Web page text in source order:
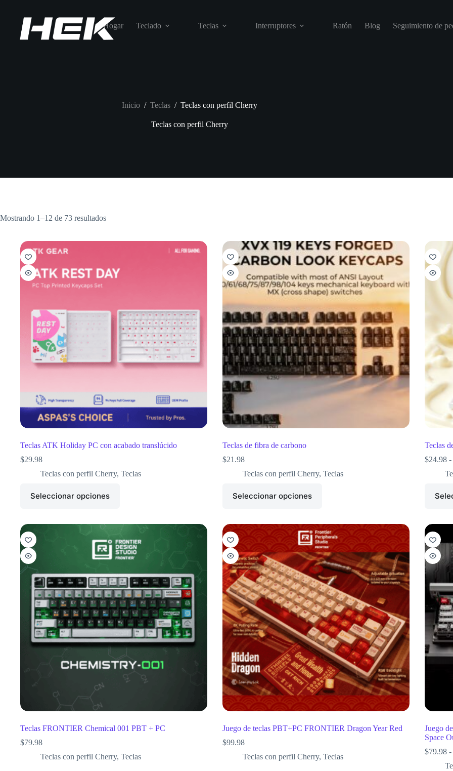
Hogar Teclado Teclas Interruptores Ratón Blog Seguimiento de
Inicio / Teclas / Teclas con perfil Cherry
Teclas con perfil Cherry
Mostrando 1–12 de 73 resultados
Teclas ATK Holiday PC con acabado translúcido
$29.98
Teclas con perfil Cherry, Teclas
Seleccionar opciones
Teclas de fibra de carbono
$21.98
Teclas con perfil Cherry, Teclas
Seleccionar opciones
Teclas
$24.98 -
Teclas FRONTIER Chemical 001 PBT + PC
$79.98
Teclas con perfil Cherry, Teclas
Juego de teclas PBT+PC FRONTIER Dragon Year Red
$99.98
Teclas con perfil Cherry, Teclas
Juego
Space
$79.98 -